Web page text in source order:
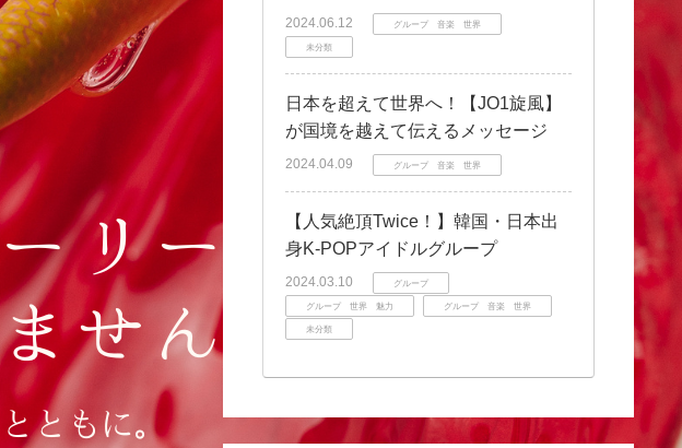
2024.06.12 グループ 音楽 世界
未分類
日本を超えて世界へ！【JO1旋風】
が国境を越えて伝えるメッセージ
2024.04.09 グループ 音楽 世界
【人気絶頂Twice！】韓国・日本出
身K-POPアイドルグループ
2024.03.10 グループ
グループ 世界 魅力 グループ 音楽 世界
未分類